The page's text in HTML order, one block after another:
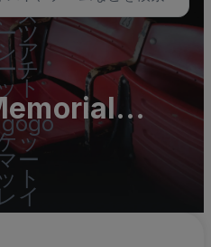
ス
ツ
ア
チ
ト
ッ
ー
ト
イ
Lots